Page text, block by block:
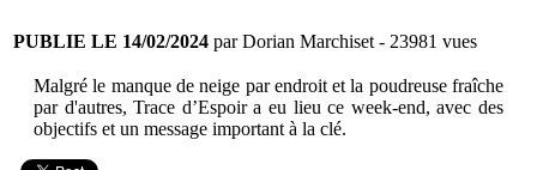
PUBLIE LE 14/02/2024 par Dorian Marchiset - 23981 vues
Malgré le manque de neige par endroit et la poudreuse fraîche
par d'autres, Trace d’Espoir a eu lieu ce week-end, avec des
objectifs et un message important à la clé.